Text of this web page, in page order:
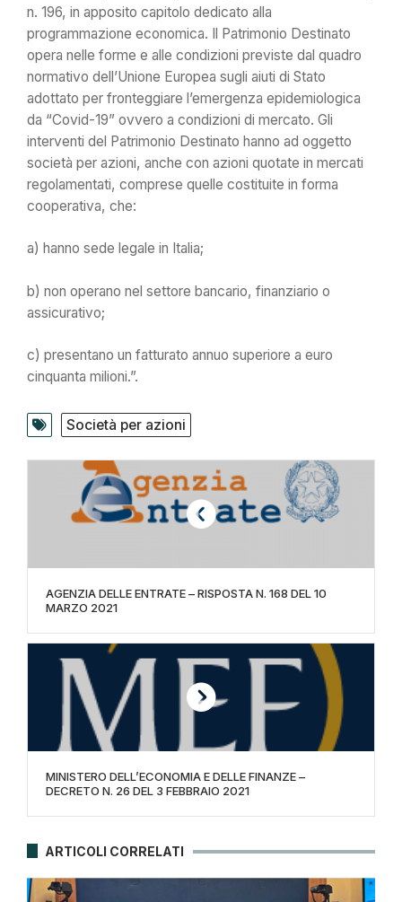
n. 196, in apposito capitolo dedicato alla
programmazione economica. Il Patrimonio Destinato
opera nelle forme e alle condizioni previste dal quadro
normativo dell’Unione Europea sugli aiuti di Stato
adottato per fronteggiare l’emergenza epidemiologica
da “Covid-19” ovvero a condizioni di mercato. Gli
interventi del Patrimonio Destinato hanno ad oggetto
società per azioni, anche con azioni quotate in mercati
regolamentati, comprese quelle costituite in forma
cooperativa, che:
a) hanno sede legale in Italia;
b) non operano nel settore bancario, finanziario o
assicurativo;
c) presentano un fatturato annuo superiore a euro
cinquanta milioni.”.
Società per azioni
AGENZIA DELLE ENTRATE – RISPOSTA N. 168 DEL 10
MARZO 2021
MINISTERO DELL’ECONOMIA E DELLE FINANZE –
DECRETO N. 26 DEL 3 FEBBRAIO 2021
ARTICOLI CORRELATI